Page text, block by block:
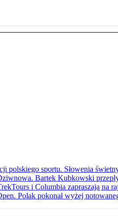
polskiego sportu. Słowenia
Bartek Kubkowski
i Columbia zapraszają na
Polak pokonał wyżej